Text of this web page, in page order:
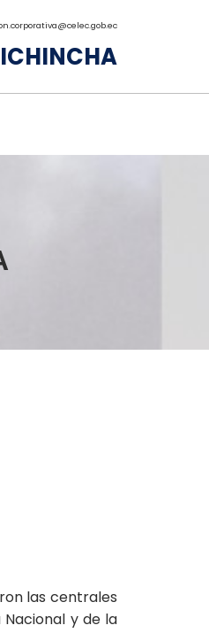
las centrales
Nacional y de la